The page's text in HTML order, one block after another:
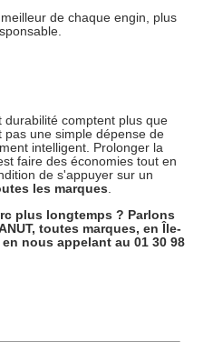
de chaque engin, plus
durabilité comptent plus que
pas une simple dépense de
intelligent. Prolonger la
faire des économies tout en
de s'appuyer sur un
les marques
plus longtemps ? Parlons
toutes marques, en Île-
en nous appelant au 01 30 98